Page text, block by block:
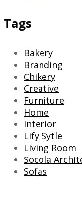
Tags
Bakery
Branding
Chikery
Creative
Furniture
Home
Interior
Lify Sytle
Living Room
Socola
Sofas